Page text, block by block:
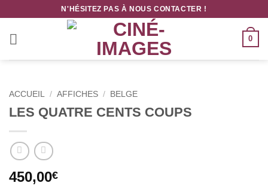
contenu
N'HÉSITEZ PAS À NOUS CONTACTER !
0
ACCUEIL / AFFICHES / BELGE
LES QUATRE CENTS COUPS
450,00€